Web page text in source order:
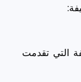
التي تقدمت